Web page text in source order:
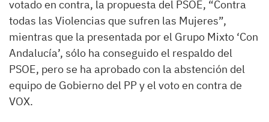
votado en contra, la propuesta del PSOE, “Contra
todas las Violencias que sufren las Mujeres”,
mientras que la presentada por el Grupo Mixto ‘Con
Andalucía’, sólo ha conseguido el respaldo del
PSOE, pero se ha aprobado con la abstención del
equipo de Gobierno del PP y el voto en contra de
VOX.